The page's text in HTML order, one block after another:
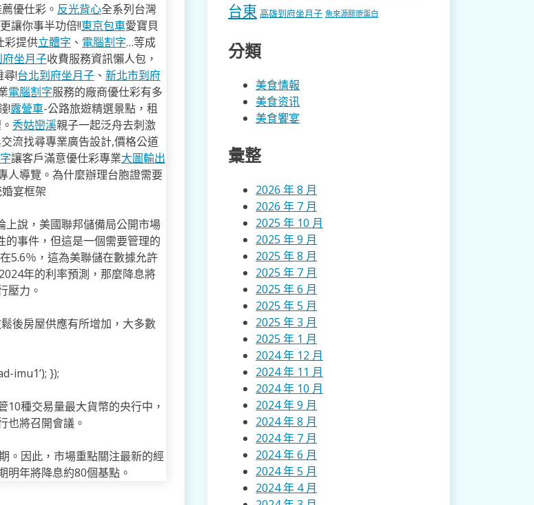
優仕彩。 反光背心全系列台灣
讓你事半功倍!!東京包車愛寶貝
彩提供立體字 、 電腦割字…等成
坐月子收費服務資訊懶人包，
!台北到府坐月子、 新北市到府
電腦割字服務的廠商優仕彩有多
!露營車-公路旅遊精選景點，租
秀姑巒溪親子一起泛舟去​刺激
流找尋專業廣告設計,價格公道
讓客戶滿意優仕彩專業大圖輸出
人導覽。為什麼辦理台胞證需要
宴框架
說，美國聯邦儲備局公開市場
的事件，但這是一個需要管理的
5.6％，這為美聯儲在數據允許
年的利率預測，那麼降息將
壓力。
後房屋供應有所增加，大多數
imu1’); });
種交易量最大貨幣的央行中，
也將召開會議。
。因此，市場重點關注最新的經
明年將降息約80個基點。
台東 高雄到府坐月子 魚來源膠原蛋白
分類
美食情報
美食资讯
美食饗宴
彙整
2026 年 8 月
2026 年 7 月
2025 年 10 月
2025 年 9 月
2025 年 8 月
2025 年 7 月
2025 年 6 月
2025 年 5 月
2025 年 3 月
2025 年 1 月
2024 年 12 月
2024 年 11 月
2024 年 10 月
2024 年 9 月
2024 年 8 月
2024 年 7 月
2024 年 6 月
2024 年 5 月
2024 年 4 月